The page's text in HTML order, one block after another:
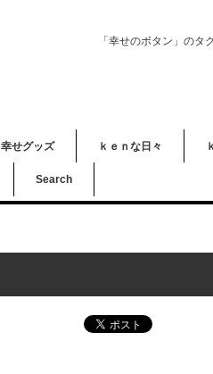
「幸せのボタン」の
幸せグッズ ｋｅｎな日々
Search